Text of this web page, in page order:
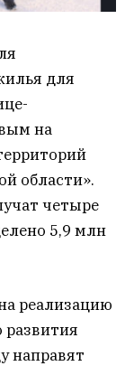
для
на
области».
четыре
5,9 млн
реализацию
направят